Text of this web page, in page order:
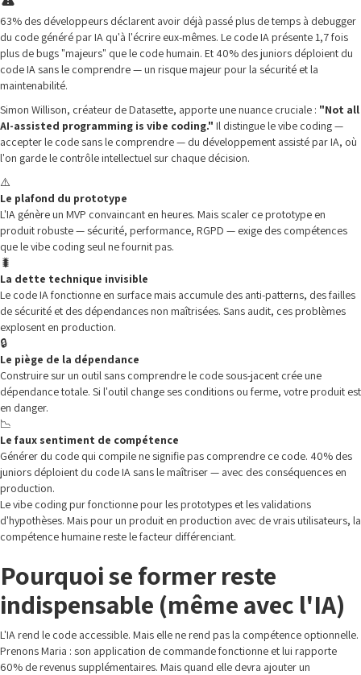
63% des développeurs déclarent avoir déjà passé plus de temps à debugger
du code généré par IA qu'à l'écrire eux-mêmes. Le code IA présente 1,7 fois
plus de bugs "majeurs" que le code humain. Et 40% des juniors déploient du
code IA sans le comprendre — un risque majeur pour la sécurité et la
maintenabilité.
Simon Willison, créateur de Datasette, apporte une nuance cruciale : "Not all
AI-assisted programming is vibe coding." Il distingue le vibe coding —
accepter le code sans le comprendre — du développement assisté par IA, où
l'on garde le contrôle intellectuel sur chaque décision.
⚠️
Le plafond du prototype
L'IA génère un MVP convaincant en heures. Mais scaler ce prototype en
produit robuste — sécurité, performance, RGPD — exige des compétences
que le vibe coding seul ne fournit pas.
🐛
La dette technique invisible
Le code IA fonctionne en surface mais accumule des anti-patterns, des failles
de sécurité et des dépendances non maîtrisées. Sans audit, ces problèmes
explosent en production.
🔒
Le piège de la dépendance
Construire sur un outil sans comprendre le code sous-jacent crée une
dépendance totale. Si l'outil change ses conditions ou ferme, votre produit est
en danger.
📉
Le faux sentiment de compétence
Générer du code qui compile ne signifie pas comprendre ce code. 40% des
juniors déploient du code IA sans le maîtriser — avec des conséquences en
production.
Le vibe coding pur fonctionne pour les prototypes et les validations
d'hypothèses. Mais pour un produit en production avec de vrais utilisateurs, la
compétence humaine reste le facteur différenciant.
Pourquoi se former reste
indispensable (même avec l'IA)
L'IA rend le code accessible. Mais elle ne rend pas la compétence optionnelle.
Prenons Maria : son application de commande fonctionne et lui rapporte
60% de revenus supplémentaires. Mais quand elle devra ajouter un